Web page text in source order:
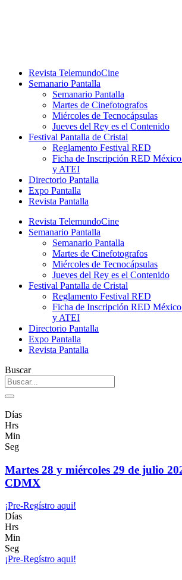
Revista TelemundoCine
Semanario Pantalla
Semanario Pantalla
Martes de Cinefotografos
Miércoles de Tecnocápsulas
Jueves del Rey es el Contenido
Festival Pantalla de Cristal
Reglamento Festival RED
Ficha de Inscripción RED
y ATEI
Directorio Pantalla
Expo Pantalla
Revista Pantalla
Revista TelemundoCine
Semanario Pantalla
Semanario Pantalla
Martes de Cinefotografos
Miércoles de Tecnocápsulas
Jueves del Rey es el Contenido
Festival Pantalla de Cristal
Reglamento Festival RED
Ficha de Inscripción RED
y ATEI
Directorio Pantalla
Expo Pantalla
Revista Pantalla
Buscar
Días
Hrs
Min
Seg
Martes 28 y miércoles 29 de julio
CDMX
¡Pre-Regístro aqui!
Días
Hrs
Min
Seg
¡Pre-Regístro aqui!